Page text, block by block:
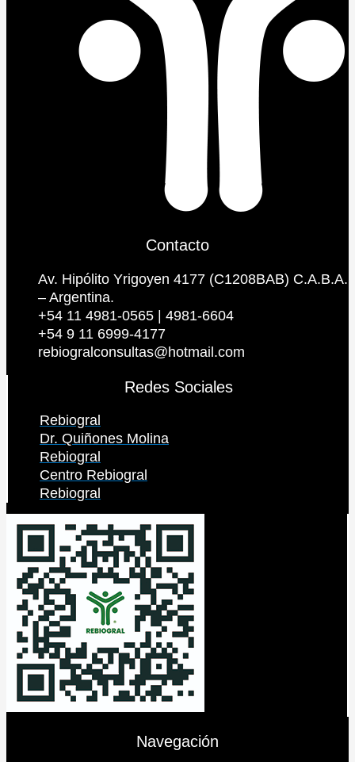
Contacto
Av. Hipólito Yrigoyen 4177 (C1208BAB) C.A.B.A.
– Argentina.
+54 11 4981-0565 | 4981-6604
+54 9 11 6999-4177
rebiogralconsultas@hotmail.com
Redes Sociales
Rebiogral
Dr. Quiñones Molina
Rebiogral
Centro Rebiogral
Rebiogral
Navegación